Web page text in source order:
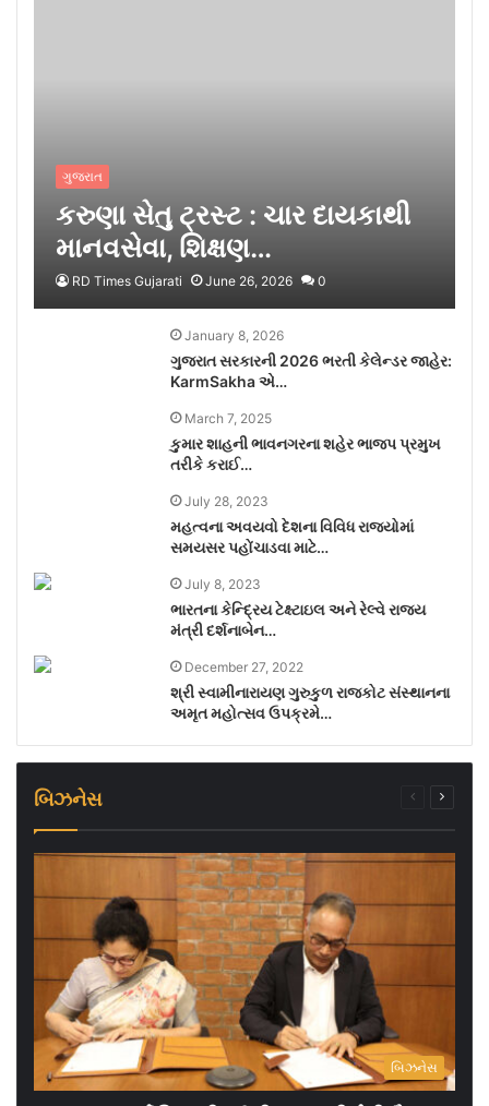
ગુજરાત
કરુણા સેતુ ટ્રસ્ટ : ચાર દાયકાથી
માનવસેવા, શિક્ષણ…
RD Times Gujarati June 26, 2026 0
January 8, 2026
ગુજરાત સરકારની 2026 ભરતી કેલેન્ડર જાહેર:
KarmSakha એ…
March 7, 2025
કુમાર શાહની ભાવનગરના શહેર ભાજપ પ્રમુખ
તરીકે કરાઈ…
July 28, 2023
મહત્વના અવયવો દેશના વિવિધ રાજ્યોમાં
સમયસર પહોંચાડવા માટે…
July 8, 2023
ભારતના કેન્દ્રિય ટેક્ષ્ટાઇલ અને રેલ્વે રાજ્ય
મંત્રી દર્શનાબેન…
December 27, 2022
શ્રી સ્વામીનારાયણ ગુરુકુળ રાજકોટ સંસ્થાનના
અમૃત મહોત્સવ ઉપક્રમે…
બિઝનેસ
Previous
બિઝનેસ